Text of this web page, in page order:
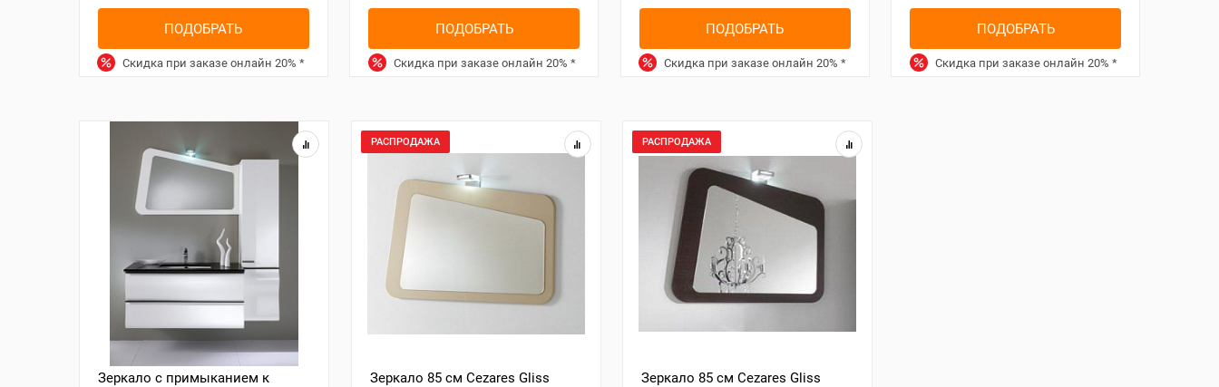
ПОДОБРАТЬ
Скидка при заказе онлайн20%*
ПОДОБРАТЬ
Скидка при заказе онлайн 20% *
ПОДОБРАТЬ
Скидка при заказе онлайн20%*
ПОДОБРАТЬ
Скидка при заказе онлайн 20% *
Зеркало с примыканием к
РАСПРОДАЖА
Зеркало 85 см Cezares Gliss
РАСПРОДАЖА
Зеркало 85 см Cezares Gliss